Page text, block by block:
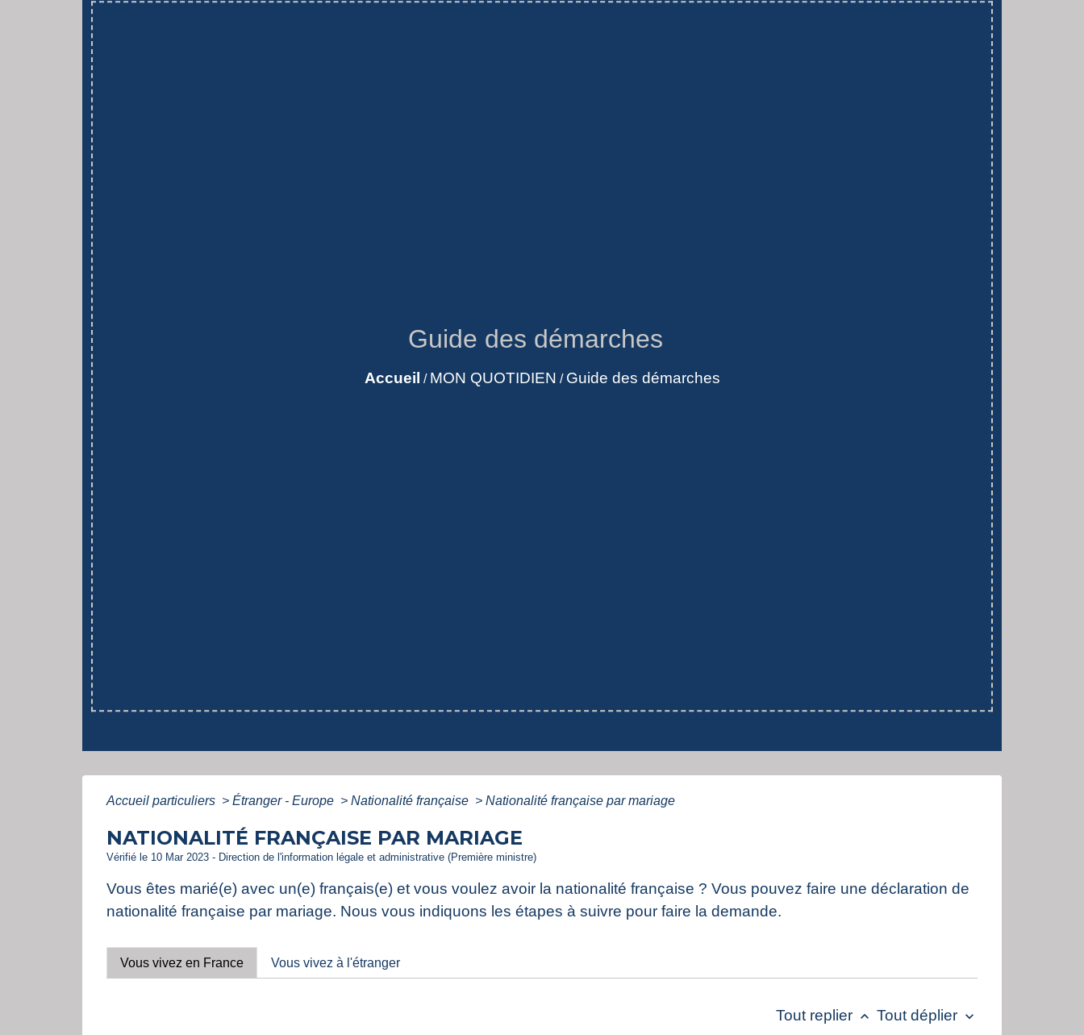
Guide des démarches
Accueil / MON QUOTIDIEN / Guide des démarches
Accueil particuliers > Étranger - Europe > Nationalité française > Nationalité française par mariage
NATIONALITÉ FRANÇAISE PAR MARIAGE
Vérifié le 10 Mar 2023 - Direction de l'information légale et administrative (Première ministre)
Vous êtes marié(e) avec un(e) français(e) et vous voulez avoir la nationalité française ? Vous pouvez faire une déclaration de
nationalité française par mariage. Nous vous indiquons les étapes à suivre pour faire la demande.
Vous vivez en France Vous vivez à l'étranger
Tout replier keyboard_arrow_up Tout déplier keyboard_arrow_down